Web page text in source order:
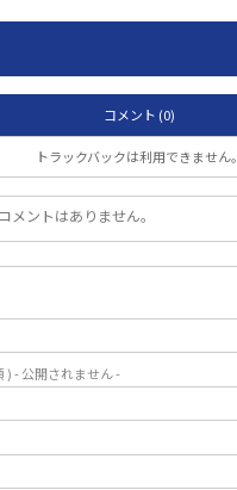
コメント (0)
トラックバックは利用できません。
メントはありません。
) - 公開されません -